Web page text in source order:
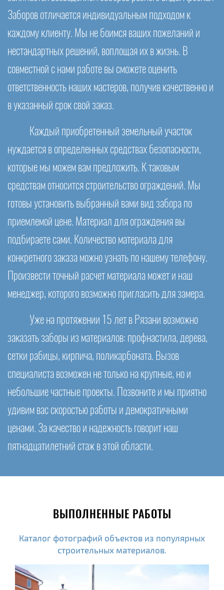
Заборов отличается индивидуальным подходом к
каждому клиенту. Мы не боимся ваших пожеланий и
нестандартных решений, воплощая их в жизнь. В
совместной с нами работе вы сможете оценить
ответственность наших мастеров, получив качественно и
в указанный срок свой заказ.
Каждый приобретенный земельный участок
нуждается в определенных средствах безопасности,
которые мы можем вам предложить. К таковым
средствам относится строительство ограждений. Мы
готовы установить выбранный вами вид забора по
приемлемой цене. Материал для ограждения вы
подбираете сами. Количество материала для
конкретного заказа можно узнать по нашему телефону.
Произвести точный расчет материала может и наш
менеджер, которого возможно пригласить для замера.
Уже на протяжении 15 лет в Рязани возможно
заказать заборы из материалов: профнастила, дерева,
сетки рабицы, кирпича, поликарбоната. Вызов
специалиста возможен не только на крупные, но и
небольшие частные проекты. Позвоните и мы приятно
удивим вас скоростью работы и демократичными
ценами. За качество и надежность говорит наш
пятнадцатилетний стаж в этой области.
ВЫПОЛНЕННЫЕ РАБОТЫ
Каталог фотографий объектов из популярных
строительных материалов.